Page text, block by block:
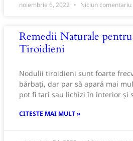
noiembrie 6, 2022 Niciun comentariu
Remedii Naturale
Tiroidieni
Nodulii tiroidieni sunt foarte
bărbați, dar par să apară mai
pot fi tari sau lichizi în interior și
CITESTE MAI MULT »